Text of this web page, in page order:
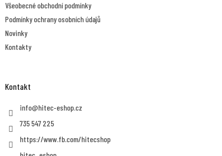
Všeobecné obchodní podmínky
Podmínky ochrany osobních údajů
Novinky
Kontakty
Kontakt
info@hitec-eshop.cz
735 547 225
https://www.fb.com/hitecshop